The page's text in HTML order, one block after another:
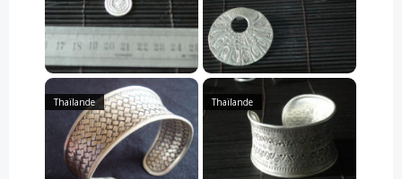
Thaïlande Thaïlande